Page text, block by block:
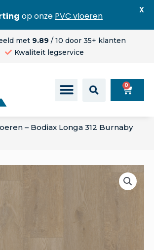
met 9.89 / 10 door 35+ klanten
Kwaliteit legservice
0
– Bodiax Longa 312 Burnaby
op onze PVC vloeren
X